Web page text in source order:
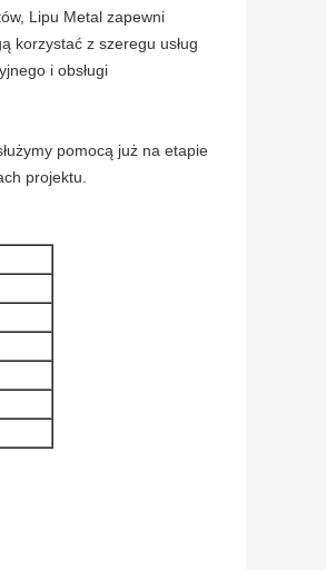
Lipu Metal zapewni
korzystać z szeregu usług
i obsługi
pomocą już na etapie
projektu.